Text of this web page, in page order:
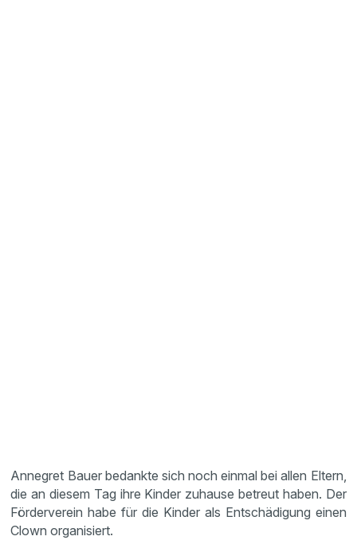
Annegret Bauer bedankte sich noch einmal bei allen Eltern,
die an diesem Tag ihre Kinder zuhause betreut haben. Der
Förderverein habe für die Kinder als Entschädigung einen
Clown organisiert.